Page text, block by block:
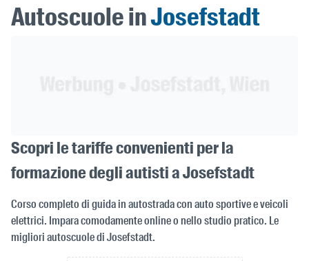
Autoscuole inJosefstadt
Scopri le tariffe convenienti per la
formazione degli autisti a Josefstadt
Corso completo di guida in autostrada con auto sportive e veicoli
elettrici. Impara comodamente online o nello studio pratico. Le
migliori autoscuole di Josefstadt.